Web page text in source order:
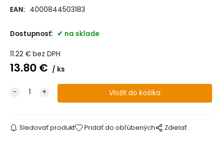
EAN: 4000844503183
Dostupnosť: na sklade
11.22€ bez DPH
13.80 € ks
Sledovať produkt Pridať do obľúbených Zdielať